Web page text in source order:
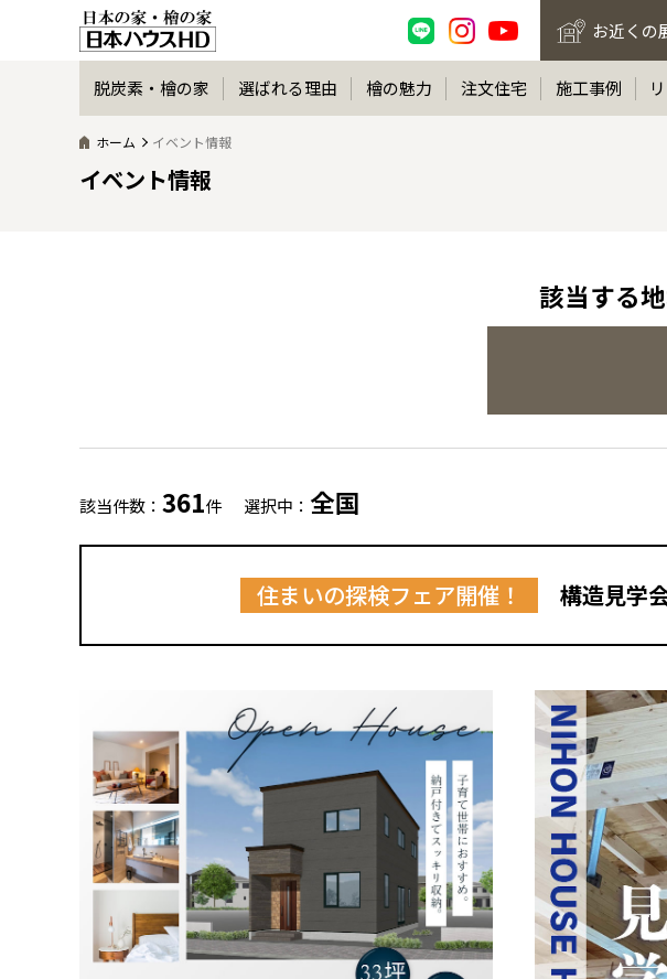
お近くの
脱炭素・檜の家 選ばれる理由 檜の魅力 注文住宅 施工事例
ホーム イベント情報
イベント情報
該当する
該当件数： 361件 選択中： 全国
住まいの探検フェア開催！ 構造見学
全国の展示場
北海道
札幌
東北
お近くのイベント
北海道
札幌
東北